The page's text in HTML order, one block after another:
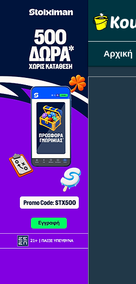
Αρχική